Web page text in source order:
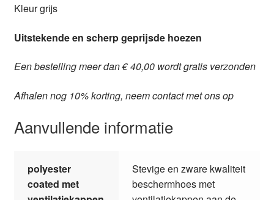
Kleur grijs
Uitstekende en scherp geprijsde hoezen
Een bestelling meer dan € 40,00 wordt gratis verzonden
Afhalen nog 10% korting, neem contact met ons op
Aanvullende informatie
polyester
coated met
Stevige en zware kwaliteit
beschermhoes met